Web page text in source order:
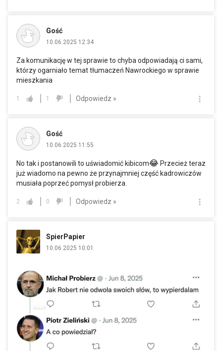
Gość
10.06.2025 12:34
Za komunikację w tej sprawie to chyba odpowiadają ci sami,
którzy ogarniało temat tłumaczeń Nawrockiego w sprawie
mieszkania
1 1 Odpowiedz »
Gość
10.06.2025 11:55
No tak i postanowili to uświadomić kibicom😂 Przecież teraz
już wiadomo na pewno że przynajmniej część kadrowiczów
musiała poprzeć pomysł probierza.
2 0 Odpowiedz »
SpierPapier
10.06.2025 10:01